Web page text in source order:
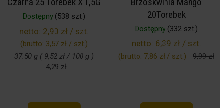
Dostępny(538 szt.)
netto: 2,90 zł / szt.
(brutto: 3,57 zł / szt.)
37.50 g ( 9,52 zł / 100 g )
4,29 zł
20Torebek
Dostępny(332 szt.)
netto: 6,39 zł / szt.
(brutto: 7,86 zł / szt.) 9,99 zł